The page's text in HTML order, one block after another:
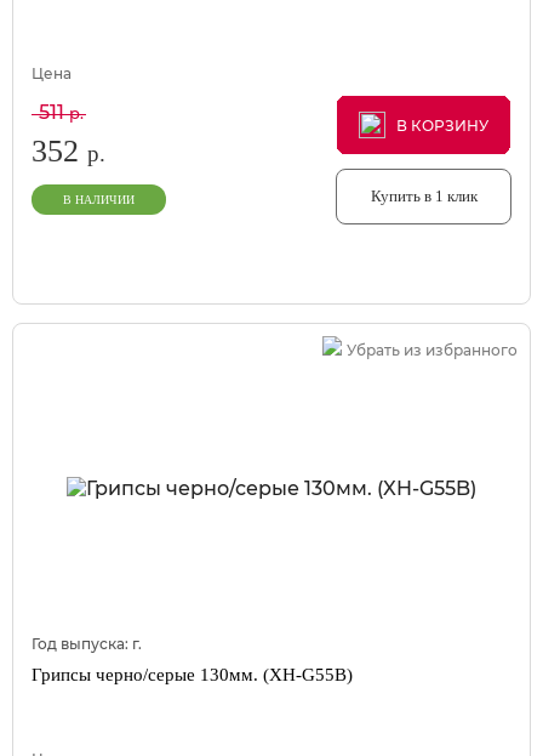
Цена
511р.
352 р.
В НАЛИЧИИ
В КОРЗИНУ
В КОРЗИНУ
В КОРЗИНУ
Купить в 1 клик
Убрать из избранного
Год выпуска: г.
Грипсы черно/серые 130мм. (XH-G55B)